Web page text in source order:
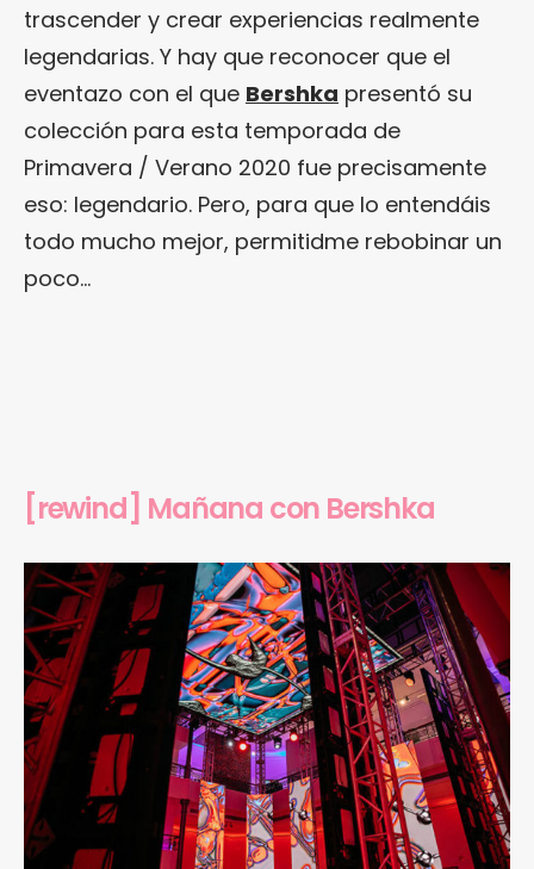
trascender y crear experiencias realmente
legendarias. Y hay que reconocer que el
eventazo con el que Bershka presentó su
colección para esta temporada de
Primavera / Verano 2020 fue precisamente
eso: legendario. Pero, para que lo entendáis
todo mucho mejor, permitidme rebobinar un
poco…
[rewind] Mañana con Bershka